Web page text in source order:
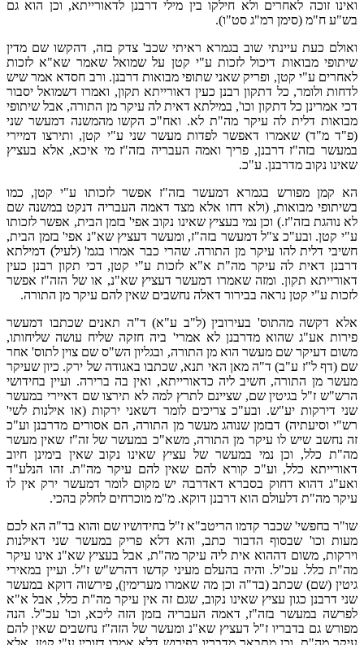
ואינו זוכה לאחרים ולא חילקו בין מילי דרבנן לדאורייתא, וכן הוא גם
בש"ע ח"מ (סימן רמ"ג סט"ו).
ואולם כעת עיינתי שוב בגמרא ראיתי שכב' צדק בזה, דהקשו שם מדין
שיתופי מבואות דיכול לזכות ע"י קטן על שמואל שאמר שא"א לזכות
לאחרים ע"י קטן, ופריק שאני שתופי מבואות דרבנן. ורב חסדא אמר שיש
לדחות ולומר, כל דתקון רבנן כעין דאורייתא תקון, ואמרו דשמואל יסבור
דכי אמרינן כל דתקון וכו', במילתא דאית לה עיקר מן התורה, אבל שיתופי
מבואות דלית לה עיקר מה"ת לא. ואח"כ הקשו מהמשנה דמעשר שני
(פ"ד מ"ד) שאמרו דאפשר לפדות מעשר שני ע"י קטן, ותירצו דמיירי
במעשר בזה"ז דרבנן, פריך ואמה העבריה בזה"ז מי איכא, אלא בעציץ
שאינו נקוב מדרבנן. ע"כ.
הא קמן מפורש בגמרא דמעשר בזה"ז אפשר לזכותו ע"י קטן, כמו
בשיתופי מבואות, (ולא דחו אלא מצד דאמה העבריה דנקט במשנה שם
לא נוהגת בזה"ז.) וכן נמי בעציץ שאינו נקוב אפי' בזמן הבית, אפשר לזכותו
ע"י קטן. ובע"כ צ"ל דמעשר בזה"ז, ומעשר דעציץ שא"נ אפי' בזמן הבית,
חשיבי דלית להו עיקר מן התורה. שהרי כבר אמרו בגמ' (לעיל) דמילתא
דרבנן דאית לה עיקר מה"ת א"א לזכות ע"י קטן, דכי תקון רבנן כעין
דאורייתא תקון. ומזה שאמרו דמעשר דעציץ שא"נ, או של הזה"ז אפשר
לזכות ע"י קטן נראה בבירור דאלה נחשבים שאין להם עיקר מן התורה.
אלא דקשה מהתוס' בעירובין (ל"ב ע"א) ד"ה תאנים שכתבו דמעשר
פירות אע"ג שהוא מדרבנן לא אמרי' ביה חזקה שליח עושה שליחותו,
משום דעיקר שם מעשר הוא מן התורה, ובגליון הש"ס שם צוין לתוס' אחר
שם (דף ל"ז ע"ב) ד"ה מאן האי תנא, שכתבו באגודה של ירק. כיון שעיקר
מעשר מן התורה, חשיב ליה כדאורייתא, ואין בה ברירה. ועיין בחידושי
הרש"ש ז"ל בגיטין שם, שציינם לתרץ למה לא תירצו שם דאיירי במעשר
שני דירקות יע"ש. ובע"כ צריכים לומר דשאני ירקות (או אילנות לשי'
רש"י וסיעתיה) דבזמן שנוהג מעשר מן התורה, הם אסורים מדרבנן וע"כ
זה נחשב שיש לו עיקר מן התורה, משא"כ במעשר של זה"ז שאין מעשר
מה"ת כלל, וכן נמי במעשר של עציץ שאינו נקוב שאין בימינן חיוב
דאורייתא כלל, וע"כ קורא להם שאין להם עיקר מה"ת. זהו הנלע"ד
ואע"ג דהוא דחוק בסברא דאדרבה יש מקום לומר דמעשר ירק אין לו
עיקר מה"ת דלעולם הוא דרבנן דוקא. מ"מ מוכרחים לחלק בהכי.
שו"ר בחפשי' שכבר קדמו הריטב"א ז"ל בחידושיו שם והוא בד"ה הא לכם
מעות וכו' שבסוף הדבור כתב, והא דלא פריק במעשר שני דאילנות
וירקות, משום דההוא אית ליה עיקר מה"ת, אבל בעציץ שא"נ אינו עיקר
מה"ת כלל. עכ"ל. והיה בהעלם מעיני קדשו דהרש"ש ז"ל. ועיין במאירי
גיטין (שם) שכתב (בד"ה וכן מה שאמרו מערימין), פירשוה דוקא במעשר
שני דרבנן כגון עציץ שאינו נקוב, שגם זה אין עיקר מה"ת כלל, אבל א"א
לפרשה במעשר בזה"ז, דאמה העבריה בזמן הזה ליכא, וכו' עכ"ל. הנה
מפורש גם בדבריו ז"ל דעציץ שא"נ ומעשר של הזה"ז נחשבים שאין להם